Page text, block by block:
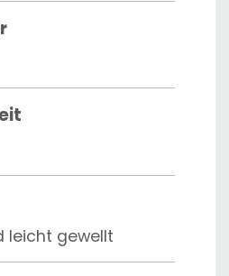
leicht gewellt